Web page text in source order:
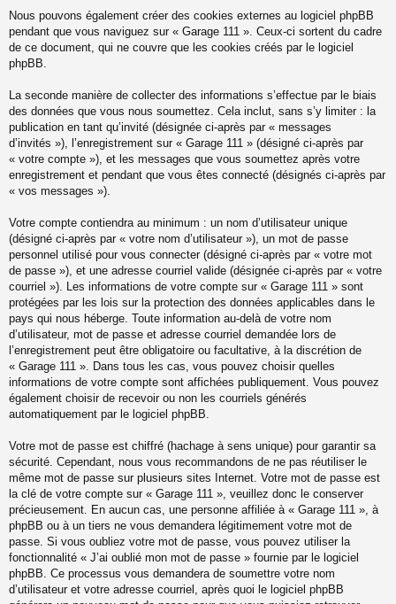
Nous pouvons également créer des cookies externes au logiciel phpBB
pendant que vous naviguez sur « Garage 111 ». Ceux-ci sortent du cadre
de ce document, qui ne couvre que les cookies créés par le logiciel
phpBB.
La seconde manière de collecter des informations s’effectue par le biais
des données que vous nous soumettez. Cela inclut, sans s’y limiter : la
publication en tant qu’invité (désignée ci-après par « messages
d’invités »), l’enregistrement sur « Garage 111 » (désigné ci-après par
« votre compte »), et les messages que vous soumettez après votre
enregistrement et pendant que vous êtes connecté (désignés ci-après par
« vos messages »).
Votre compte contiendra au minimum : un nom d’utilisateur unique
(désigné ci-après par « votre nom d’utilisateur »), un mot de passe
personnel utilisé pour vous connecter (désigné ci-après par « votre mot
de passe »), et une adresse courriel valide (désignée ci-après par « votre
courriel »). Les informations de votre compte sur « Garage 111 » sont
protégées par les lois sur la protection des données applicables dans le
pays qui nous héberge. Toute information au-delà de votre nom
d’utilisateur, mot de passe et adresse courriel demandée lors de
l’enregistrement peut être obligatoire ou facultative, à la discrétion de
« Garage 111 ». Dans tous les cas, vous pouvez choisir quelles
informations de votre compte sont affichées publiquement. Vous pouvez
également choisir de recevoir ou non les courriels générés
automatiquement par le logiciel phpBB.
Votre mot de passe est chiffré (hachage à sens unique) pour garantir sa
sécurité. Cependant, nous vous recommandons de ne pas réutiliser le
même mot de passe sur plusieurs sites Internet. Votre mot de passe est
la clé de votre compte sur « Garage 111 », veuillez donc le conserver
précieusement. En aucun cas, une personne affiliée à « Garage 111 », à
phpBB ou à un tiers ne vous demandera légitimement votre mot de
passe. Si vous oubliez votre mot de passe, vous pouvez utiliser la
fonctionnalité « J’ai oublié mon mot de passe » fournie par le logiciel
phpBB. Ce processus vous demandera de soumettre votre nom
d’utilisateur et votre adresse courriel, après quoi le logiciel phpBB